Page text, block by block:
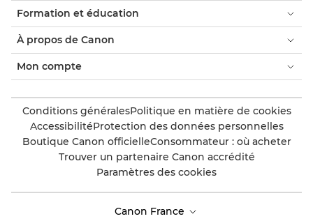
Formation et éducation
À propos de Canon
Mon compte
Conditions généralesPolitique en matière de cookies
AccessibilitéProtection des données personnelles
Boutique Canon officielleConsommateur : où acheter
Trouver un partenaire Canon accrédité
Paramètres des cookies
Canon France